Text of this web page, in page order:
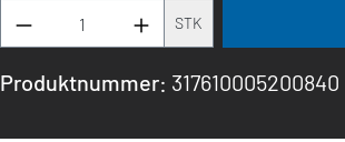
Produkt
STK
Produktnummer: 317610005200840